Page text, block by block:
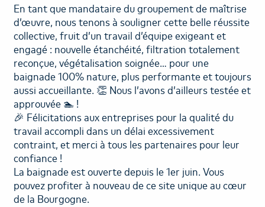
En tant que mandataire du groupement de maîtrise
d’œuvre, nous tenons à souligner cette belle réussite
collective, fruit d’un travail d’équipe exigeant et
engagé : nouvelle étanchéité, filtration totalement
reconçue, végétalisation soignée… pour une
baignade 100% nature, plus performante et toujours
aussi accueillante. 👏 Nous l’avons d’ailleurs testée et
approuvée 🏊 !
🎉 Félicitations aux entreprises pour la qualité du
travail accompli dans un délai excessivement
contraint, et merci à tous les partenaires pour leur
confiance !
La baignade est ouverte depuis le 1er juin. Vous
pouvez profiter à nouveau de ce site unique au cœur
de la Bourgogne.